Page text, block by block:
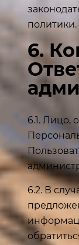
политики.
6.
6.1. Лицо,
6.2. В